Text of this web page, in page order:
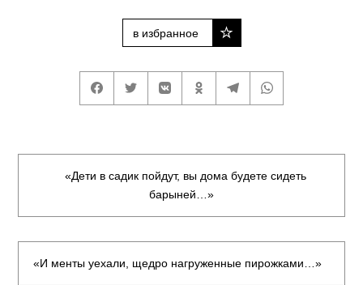
в избранное
«Дети в садик пойдут, вы дома будете сидеть
барыней…»
«И менты уехали, щедро нагруженные пирожками…»